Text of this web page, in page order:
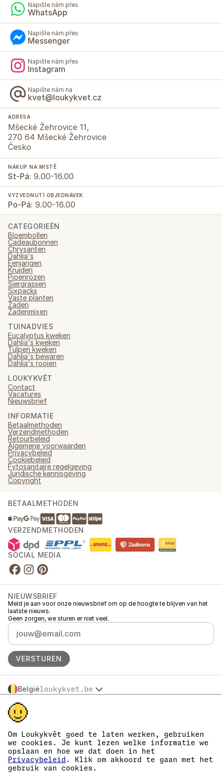
Om Loukykvět goed te laten werken, gebruiken
we cookies. Je kunt lezen welke informatie we
opslaan en hoe we dat doen in het
Privacybeleid . Klik om akkoord te gaan met het
gebruik van cookies.
Napište nám přes
WhatsApp
Napište nám přes
Messenger
Napište nám přes
Instagram
Napište nám na
kvet@loukykvet.cz
ADRESA
Mšecké Žehrovice 11,
270 64 Mšecké Žehrovice
Česko
NÁKUP NA MÍSTĚ
St-Pá: 9.00-16.00
VYZVEDNUTÍ OBJEDNÁVEK
Po-Pá: 9.00-16.00
CATEGORIEËN
Bloembollen
Cadeaubonnen
Chrysanten
Dahlia's
Eenjarigen
Kruiden
Pioenrozen
Siergrassen
Sixpacks
Vaste planten
Zaden
Zadenmixen
TUINADVIES
Eucalyptus kweken
Dahlia's kweken
Tulpen kweken
Dahlia's bewaren
Dahlia's rooien
LOUKYKVĚT
Contact
Vacatures
Nieuwsbrief
INFORMATIE
Betaalmethoden
Verzendmethoden
Retourbeleid
Algemene voorwaarden
Privacybeleid
Cookiebeleid
Fytosanitaire regelgeving
Juridische kennisgeving
Copyright
BETAALMETHODEN
VERZENDMETHODEN
SOCIAL MEDIA
NIEUWSBRIEF
Meld je aan voor onze nieuwsbrief om op de hoogte te blijven van het
laatste nieuws.
Geen zorgen, we sturen er niet veel.
VERSTUREN
Belgiëloukykvet.be
Slovensko
Polska
Österreich
Deutschland
France
Danmark
Eesti
© 2016 →
Loukykvět s.r.o. staat ingeschreven in het handelsregister van de
We zijn aangesloten bij het EKO-KOM-systeem onder nummer
EKF00180493.
Wij geven plantenpaspoorten af onder registratienummer 0636.
Ons registratienummer is 05663687, het btw-nummer is CZ05663687.
Het ID van de data box is eng827q.
Het EORI-nummer is CZ05663687.